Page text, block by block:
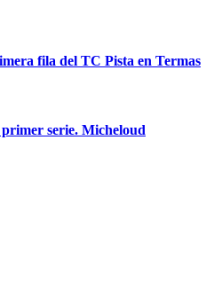
fila del TC Pista en Termas
serie. Micheloud